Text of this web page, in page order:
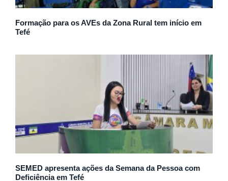
Formação para os AVEs da Zona Rural tem início em
Tefé
SEMED apresenta ações da Semana da Pessoa com
Deficiência em Tefé